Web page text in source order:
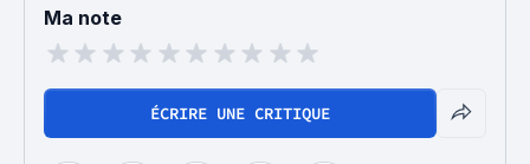
Ma note
ÉCRIRE UNE CRITIQUE